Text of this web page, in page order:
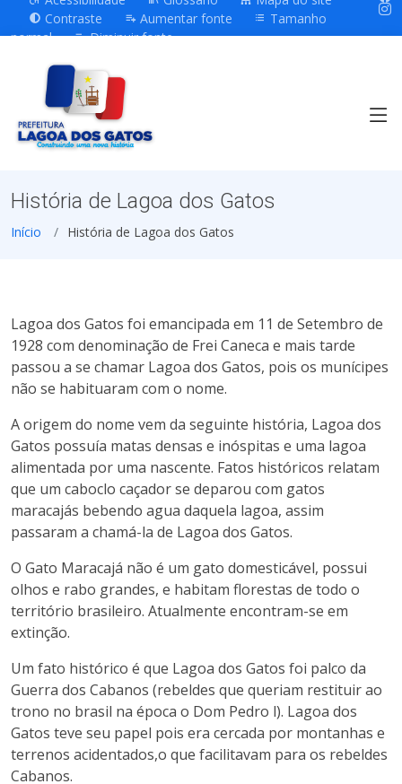
Contraste
Aumentar fonte
Tamanho
normal
Diminuir fonte
História de Lagoa dos Gatos
Início História de Lagoa dos Gatos
Lagoa dos Gatos foi emancipada em 11 de Setembro de
1928 com denominação de Frei Caneca e mais tarde
passou a se chamar Lagoa dos Gatos, pois os munícipes
não se habituaram com o nome.
A origem do nome vem da seguinte história, Lagoa dos
Gatos possuía matas densas e inóspitas e uma lagoa
alimentada por uma nascente. Fatos históricos relatam
que um caboclo caçador se deparou com gatos
maracajás bebendo agua daquela lagoa, assim
passaram a chamá-la de Lagoa dos Gatos.
O Gato Maracajá não é um gato domesticável, possui
olhos e rabo grandes, e habitam florestas de todo o
território brasileiro. Atualmente encontram-se em
extinção.
Um fato histórico é que Lagoa dos Gatos foi palco da
Guerra dos Cabanos (rebeldes que queriam restituir ao
trono no brasil na época o Dom Pedro l). Lagoa dos
Gatos teve seu papel pois era cercada por montanhas e
terrenos acidentados,o que facilitavam para os rebeldes
Cabanos.